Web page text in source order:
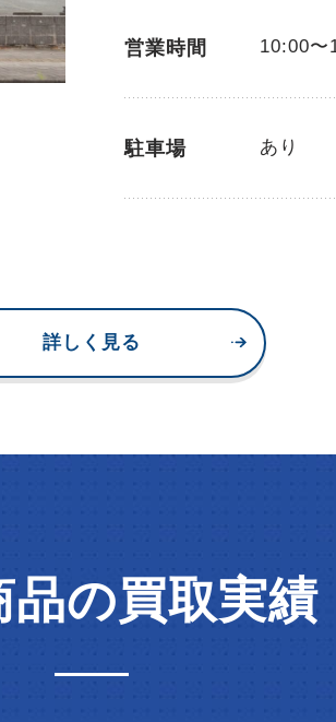
営業時間 10:00〜
駐車場 あり
詳しく見る
品の買取実績